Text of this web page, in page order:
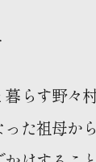
らす野々
った祖母か